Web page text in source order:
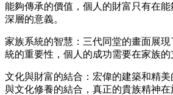
能夠傳承的價值，個人的財富只有在
深層的意義。
家族系統的智慧：三代同堂的畫面展
統的重要性，個人的成功需要在家族的
文化與財富的結合：宏偉的建築和精
與文化修養的結合，真正的貴族精神在